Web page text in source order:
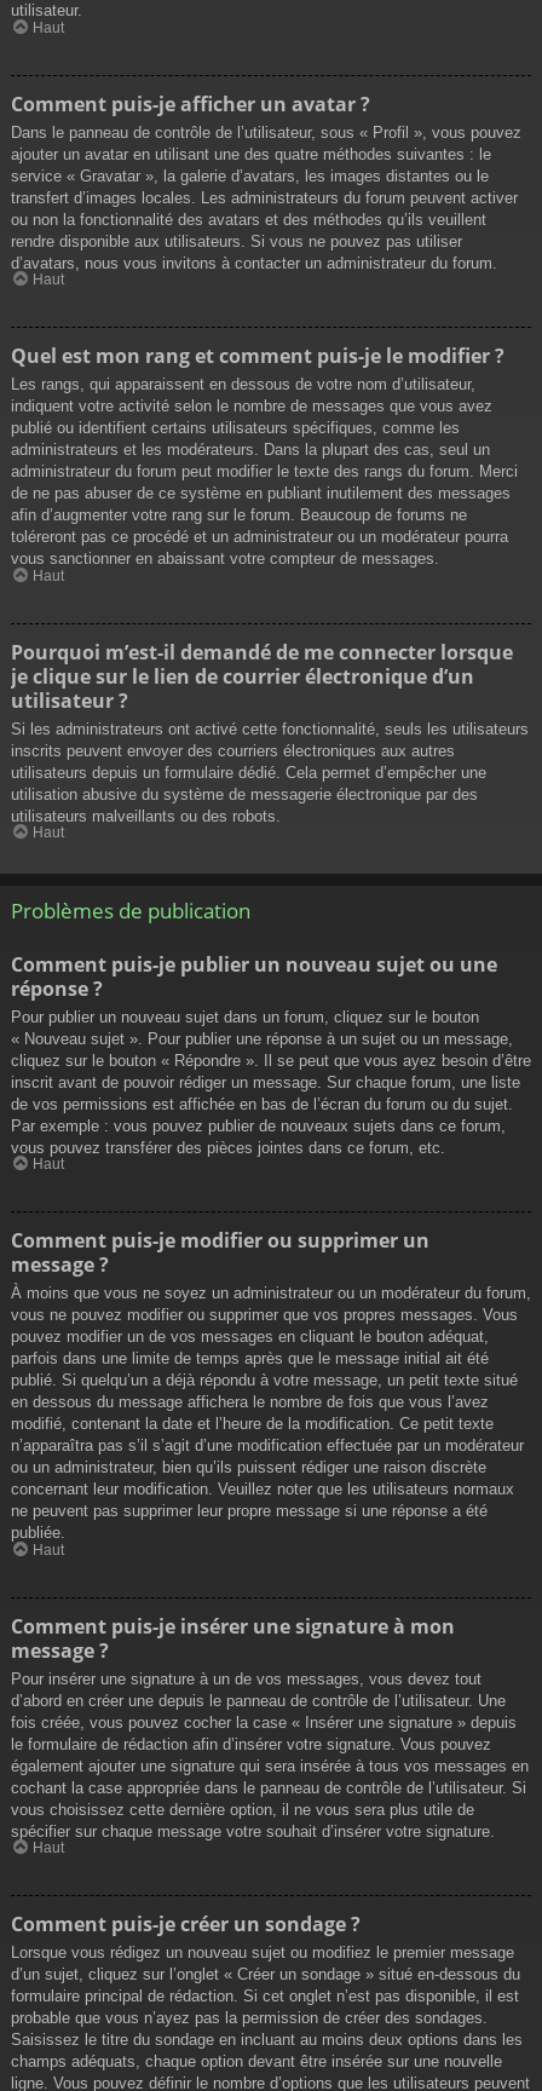
utilisateur.
Haut
Comment puis-je afficher un avatar ?
Dans le panneau de contrôle de l’utilisateur, sous « Profil », vous pouvez
ajouter un avatar en utilisant une des quatre méthodes suivantes : le
service « Gravatar », la galerie d’avatars, les images distantes ou le
transfert d’images locales. Les administrateurs du forum peuvent activer
ou non la fonctionnalité des avatars et des méthodes qu’ils veuillent
rendre disponible aux utilisateurs. Si vous ne pouvez pas utiliser
d’avatars, nous vous invitons à contacter un administrateur du forum.
Haut
Quel est mon rang et comment puis-je le modifier ?
Les rangs, qui apparaissent en dessous de votre nom d’utilisateur,
indiquent votre activité selon le nombre de messages que vous avez
publié ou identifient certains utilisateurs spécifiques, comme les
administrateurs et les modérateurs. Dans la plupart des cas, seul un
administrateur du forum peut modifier le texte des rangs du forum. Merci
de ne pas abuser de ce système en publiant inutilement des messages
afin d’augmenter votre rang sur le forum. Beaucoup de forums ne
toléreront pas ce procédé et un administrateur ou un modérateur pourra
vous sanctionner en abaissant votre compteur de messages.
Haut
Pourquoi m’est-il demandé de me connecter lorsque
je clique sur le lien de courrier électronique d’un
utilisateur ?
Si les administrateurs ont activé cette fonctionnalité, seuls les utilisateurs
inscrits peuvent envoyer des courriers électroniques aux autres
utilisateurs depuis un formulaire dédié. Cela permet d’empêcher une
utilisation abusive du système de messagerie électronique par des
utilisateurs malveillants ou des robots.
Haut
Problèmes de publication
Comment puis-je publier un nouveau sujet ou une
réponse ?
Pour publier un nouveau sujet dans un forum, cliquez sur le bouton
« Nouveau sujet ». Pour publier une réponse à un sujet ou un message,
cliquez sur le bouton « Répondre ». Il se peut que vous ayez besoin d’être
inscrit avant de pouvoir rédiger un message. Sur chaque forum, une liste
de vos permissions est affichée en bas de l’écran du forum ou du sujet.
Par exemple : vous pouvez publier de nouveaux sujets dans ce forum,
vous pouvez transférer des pièces jointes dans ce forum, etc.
Haut
Comment puis-je modifier ou supprimer un
message ?
À moins que vous ne soyez un administrateur ou un modérateur du forum,
vous ne pouvez modifier ou supprimer que vos propres messages. Vous
pouvez modifier un de vos messages en cliquant le bouton adéquat,
parfois dans une limite de temps après que le message initial ait été
publié. Si quelqu’un a déjà répondu à votre message, un petit texte situé
en dessous du message affichera le nombre de fois que vous l’avez
modifié, contenant la date et l’heure de la modification. Ce petit texte
n’apparaîtra pas s’il s’agit d’une modification effectuée par un modérateur
ou un administrateur, bien qu’ils puissent rédiger une raison discrète
concernant leur modification. Veuillez noter que les utilisateurs normaux
ne peuvent pas supprimer leur propre message si une réponse a été
publiée.
Haut
Comment puis-je insérer une signature à mon
message ?
Pour insérer une signature à un de vos messages, vous devez tout
d’abord en créer une depuis le panneau de contrôle de l’utilisateur. Une
fois créée, vous pouvez cocher la case « Insérer une signature » depuis
le formulaire de rédaction afin d’insérer votre signature. Vous pouvez
également ajouter une signature qui sera insérée à tous vos messages en
cochant la case appropriée dans le panneau de contrôle de l’utilisateur. Si
vous choisissez cette dernière option, il ne vous sera plus utile de
spécifier sur chaque message votre souhait d’insérer votre signature.
Haut
Comment puis-je créer un sondage ?
Lorsque vous rédigez un nouveau sujet ou modifiez le premier message
d’un sujet, cliquez sur l’onglet « Créer un sondage » situé en-dessous du
formulaire principal de rédaction. Si cet onglet n’est pas disponible, il est
probable que vous n’ayez pas la permission de créer des sondages.
Saisissez le titre du sondage en incluant au moins deux options dans les
champs adéquats, chaque option devant être insérée sur une nouvelle
ligne. Vous pouvez définir le nombre d’options que les utilisateurs peuvent